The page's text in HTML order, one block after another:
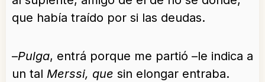
que había traído por si las deudas.
–Pulga, entrá porque me partió –le indica a
un tal Merssi, que sin elongar entraba.